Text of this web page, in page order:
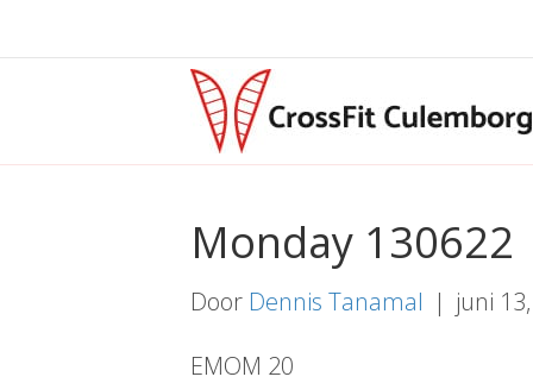
Monday 130622
Door Dennis Tanamal | juni
EMOM 20